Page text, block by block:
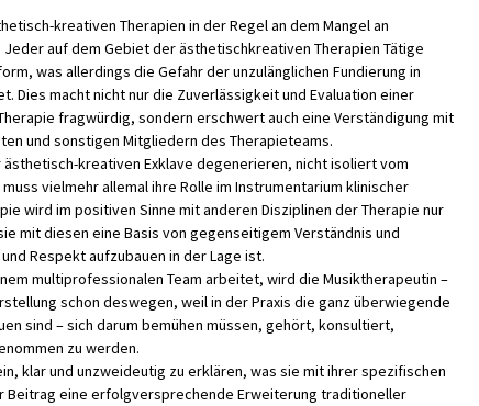
kreativen Therapien in der Regel an dem Mangel an
auf dem Gebiet der ästhetisch­kreativen Therapien Tätige
was allerdings die Gefahr der unzulänglichen Fundierung in
Dies macht nicht nur die Zuverlässigkeit und Evaluation einer
fragwürdig, sondern erschwert auch eine Verständigung mit
und sonstigen Mitgliedern des Therapieteams.
kreativen Exklave degenerieren, nicht isoliert vom
vielmehr allemal ihre Rolle im Instrumentarium klinischer
wird im positiven Sinne mit anderen Disziplinen der Therapie nur
mit diesen eine Basis von gegenseitigem Verständnis und
Respekt aufzubauen in der Lage ist.
multiprofessionalen Team arbeitet, wird die Musiktherapeutin –
schon deswegen, weil in der Praxis die ganz überwiegende
sind – sich darum bemühen müssen, gehört, konsultiert,
zu werden.
klar und unzweideutig zu erklären, was sie mit ihrer spezifischen
Beitrag eine erfolgversprechende Erweiterung traditioneller